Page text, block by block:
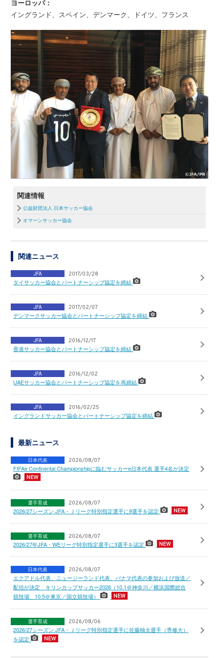
ヨーロッパ：
イングランド、スペイン、デンマーク、ドイツ、フランス
関連情報
公益財団法人 日本サッカー協会
オマーンサッカー協会
関連ニュース
JFA 2017/03/28
タイサッカー協会とパートナーシップ協定を締結
JFA 2017/02/07
デンマークサッカー協会とパートナーシップ協定を締結
JFA 2016/12/17
香港サッカー協会とパートナーシップ協定を締結
JFA 2016/12/02
UAEサッカー協会とパートナーシップ協定を再締結
JFA 2016/02/25
イングランドサッカー協会とパートナーシップ協定を締結
最新ニュース
日本代表 2026/08/07
FIFAe Continental Championshipに臨むサッカーe日本代表 選手4名が決定
選手育成 2026/08/07
2026/27シーズン JFA・Ｊリーグ特別指定選手に9選手を認定
選手育成 2026/08/07
2026/27年JFA・WEリーグ特別指定選手に3選手を認定
日本代表 2026/08/07
エクアドル代表、ニュージーランド代表、パナマ代表の参加および放送／
配信が決定 キリンカップサッカー2026（10.1＠神奈川／横浜国際総合
競技場、10.5＠東京／国立競技場）
選手育成 2026/08/06
2026/27シーズン JFA・Ｊリーグ特別指定選手に佐藤柚太選手（専修大）
を認定